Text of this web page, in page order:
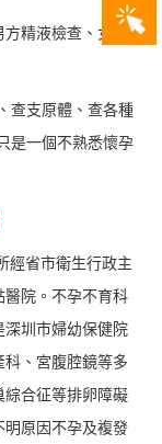
液檢查、女方
支原體、查各種
是一個不熟悉懷孕
省市衛生行政主
院。不孕不育科
圳市婦幼保健院
、宮腹腔鏡等多
合征等排卵障礙
原因不孕及複發